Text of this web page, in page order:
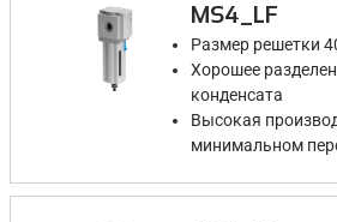
MS4_LF
Размер решетки
Хорошее
конденсата
Высокая
минимальном